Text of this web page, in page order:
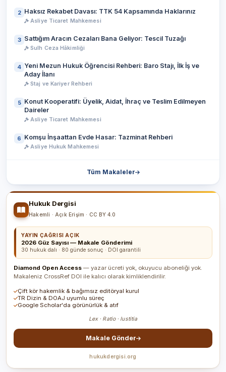
2 Haksız Rekabet Davası: TTK 54 Kapsamında Haklarınız
Asliye Ticaret Mahkemesi
3 Sattığım Aracın Cezaları Bana Geliyor: Tescil Tuzağı
Sulh Ceza Hâkimliği
4 Yeni Mezun Hukuk Öğrencisi Rehberi: Baro Stajı, İlk İş ve
Aday İlanı
Staj ve Kariyer Rehberi
5 Konut Kooperatifi: Üyelik, Aidat, İhraç ve Teslim Edilmeyen
Daireler
Asliye Ticaret Mahkemesi
6 Komşu İnşaattan Evde Hasar: Tazminat Rehberi
Asliye Hukuk Mahkemesi
Tüm Makaleler
Hukuk Dergisi
Hakemli · Açık Erişim · CC BY 4.0
YAYIN ÇAĞRISI AÇIK
2026 Güz Sayısı — Makale Gönderimi
30 hukuk dalı · 80 günde sonuç · DOI garantili
Diamond Open Access — yazar ücreti yok, okuyucu aboneliği yok.
Makaleniz CrossRef DOI ile kalıcı olarak kimliklendirilir.
Çift kör hakemlik & bağımsız editöryal kurul
TR Dizin & DOAJ uyumlu süreç
Google Scholar'da görünürlük & atıf
Lex · Ratio · Iustitia
Makale Gönder
hukukdergisi.org